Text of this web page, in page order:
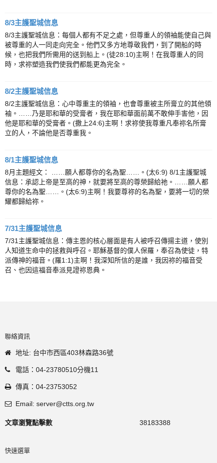
8/3主護聖城信息
8/3主護聖城信息：每個人都有不足之處，但尊重人的領袖能使自己與
被尊重的人一同走向完全。他們又多方地尊敬我們，到了開船的時
候，也把我們所需用的送到船上。(徒28:10)主啊！在我尊重人的同
時，求祢塑造我們使我們都能更為完全。
8/2主護聖城信息
8/2主護聖城信息：心中尊重主的領袖，也會尊重被主所膏立的其他領
袖。……乃是耶和華的受膏者，我在耶和華面前萬不敢伸手害他，因
他是耶和華的受膏者。(撒上24:6)主啊！求祢使我尊重凡奉祢名所膏
立的人，不論他是否尊重我。
8/1主護聖城信息
8月主題經文： ……願人都尊你的名為聖……。(太6:9) 8/1主護聖城
信息：承認上帝是至高的神，就要將至高的尊榮歸給祂。……願人都
尊你的名為聖……。(太6:9)主啊！我要尊祢的名為聖，要將一切的榮
耀都歸給祢。
7/31主護聖城信息
7/31主護聖城信息：傳主恩的核心層面是有人被呼召傳揚主道，使別
人知道生命中的拯救與呼召。耶穌基督的僕人保羅，奉召為使徒，特
派傳神的福音。(羅1:1)主啊！我深知所信的是誰，我因祢的福音受
召、也因這福音奉派見證祢恩典。
聯絡資訊
地址: 台中市西區403林森路36號
電話：04-23780510分機11
傳真：04-23753052
Email: server@ctts.org.tw
文章瀏覽點擊數 38183388
快速選單